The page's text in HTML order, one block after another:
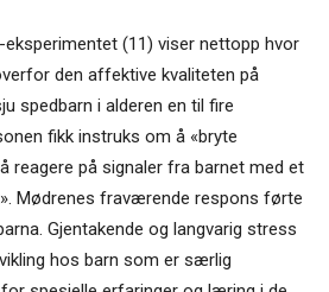
(11) viser nettopp hvor
den affektive kvaliteten på
spedbarn i alderen en til fire
fikk instruks om å «bryte
reagere på signaler fra barnet med et
Mødrenes fraværende respons førte
Gjentakende og langvarig stress
hos barn som er særlig